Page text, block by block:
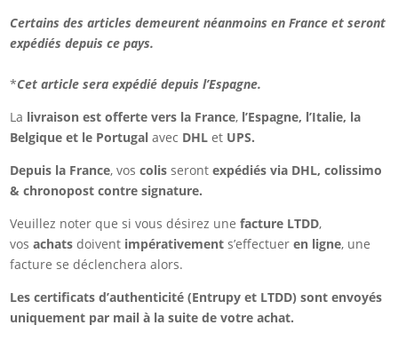
Certains des articles demeurent néanmoins en France et seront
expédiés depuis ce pays.
*Cet article sera expédié depuis l’Espagne.
La livraison est offerte vers la France, l’Espagne, l’Italie, la
Belgique et le Portugal avec DHL et UPS.
Depuis la France, vos colis serontexpédiés via DHL, colissimo
& chronopost contre signature.
Veuillez noter que si vous désirez unefacture LTDD,
vosachatsdoivent impérativements’effectueren ligne, une
facture se déclenchera alors.
Les certificats d’authenticité (Entrupy et LTDD) sont envoyés
uniquement par mail à la suite de votre achat.